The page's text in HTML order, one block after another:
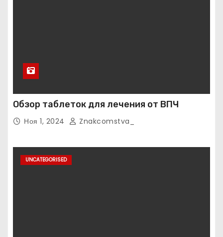
Обзор таблеток для лечения от ВПЧ
Ноя 1, 2024 Znakcomstva_
UNCATEGORISED